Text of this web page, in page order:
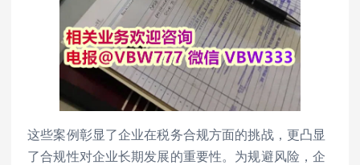
这些案例彰显了企业在税务合规方面的挑战，更凸显
了合规性对企业长期发展的重要性。为规避风险，企